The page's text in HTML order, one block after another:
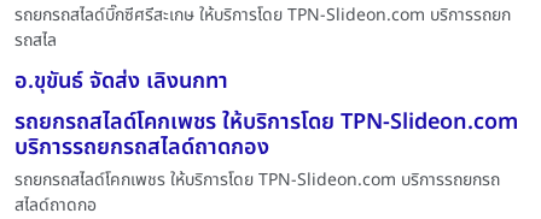
รถยกรถสไลด์บิ๊กซีศรีสะเกษ ให้บริการโดย TPN-Slideon.com บริการรถยก
รถสไล
อ.ขุขันธ์ จัดส่ง เลิงนกทา
รถยกรถสไลด์โคกเพชร ให้บริการโดย TPN-Slideon.com
บริการรถยกรถสไลด์ถาดกอง
รถยกรถสไลด์โคกเพชร ให้บริการโดย TPN-Slideon.com บริการรถยกรถ
สไลด์ถาดกอ